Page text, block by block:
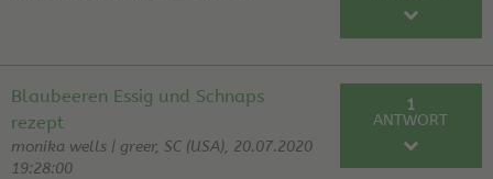
RE: Zwiebelessig Helge | 09.02.21
Blaubeeren Essig und Schnaps
rezept
monika wells | greer, SC (USA), 20.07.2020
19:28:00
1
ANTWORT